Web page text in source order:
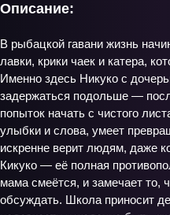
Описание:
В рыбацкой гавани жизнь
лавки, крики чаек и катера,
Именно здесь Никуко с
задержаться подольше —
попыток начать с чистого
улыбки и слова, умеет
искренне верит людям, даже
Кикуко — её полная
мама смеётся, и замечает то,
обсуждать. Школа приносит